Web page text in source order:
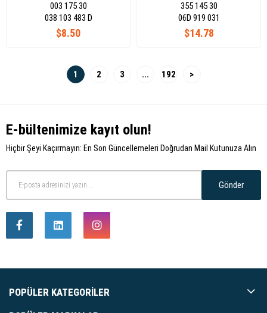
003 175 30
$8.50
038 103 483 D
355 145 30
$14.78
06D 919 031
1 2 3 ... 192 >
E-bültenimize kayıt olun!
Hiçbir Şeyi Kaçırmayın: En Son Güncellemeleri Doğrudan Mail Kutunuza Alın
Gönder
POPÜLER KATEGORILER